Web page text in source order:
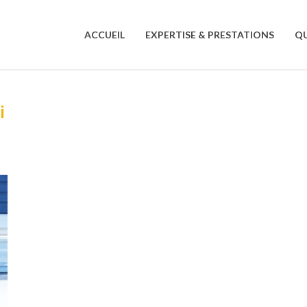
ACCUEIL EXPERTISE & PRESTATIONS